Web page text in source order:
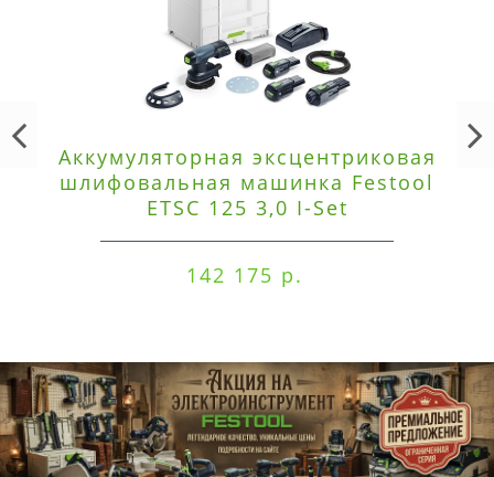
Аккумуляторная эксцентриковая
шлифовальная машинка Festool
ETSC 125 3,0 I-Set
142 175 р.